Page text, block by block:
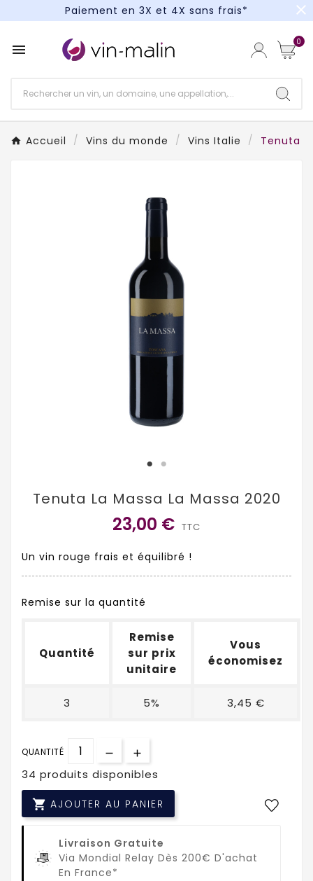
Paiement en 3X et 4X sans frais*
Paiement en 3X et 4X sans frais*
close
 0
Accueil Vins du monde Vins Italie Tenuta
Tenuta La Massa La Massa 2020
23,00 € TTC
Un vin rouge frais et équilibré !
Remise sur la quantité
Quantité
Remise
sur prix
unitaire
Vous
économisez
3 5% 3,45 €
QUANTITÉ
34 produits disponibles
 AJOUTER AU PANIER
Livraison Gratuite
Via Mondial Relay Dès 200€ D'achat
En France*